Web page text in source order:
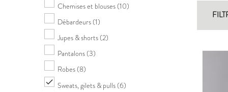
Chemises et blouses (10)
Débardeurs (1)
Jupes & shorts (2)
Pantalons (3)
Robes (8)
 Sweats, gilets & pulls (6)